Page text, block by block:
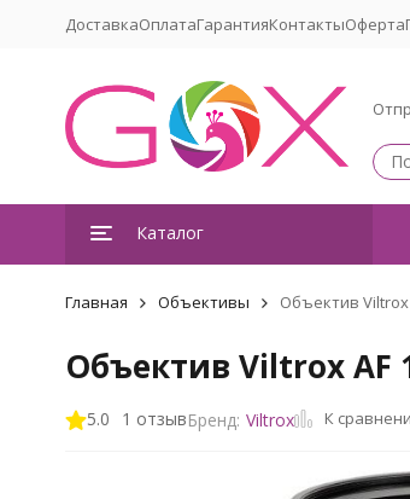
ДоставкаОплатаГарантияКонтактыОферта
Каталог
Главная Объективы Объектив Viltrox
Объектив Viltrox AF
5.0 1 отзывБренд: Viltrox К